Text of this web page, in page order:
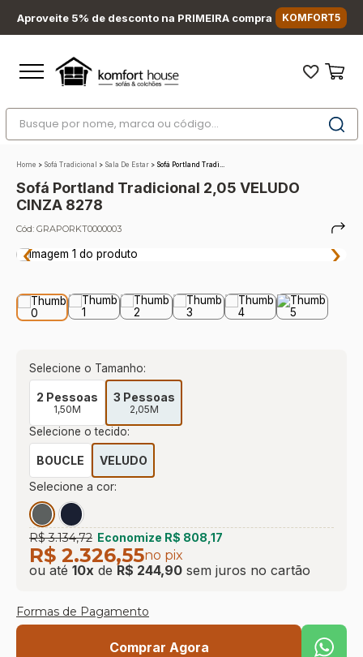
Aproveite 5% de desconto na PRIMEIRA compra KOMFORT5
Busque por nome, marca ou código...
Home > Sofá Tradicional > Sala De Estar > Sofá Portland Tradi...
Sofá Portland Tradicional 2,05 VELUDO
CINZA 8278
Cód: GRAPORKT0000003
‹ ›
Selecione o Tamanho:
2 Pessoas
1,50M
3 Pessoas
2,05M
Selecione o tecido:
BOUCLE
VELUDO
Selecione a cor:
R$ 3.134,72 Economize R$ 808,17
R$ 2.326,55no pix
ou até 10x de R$ 244,90 sem juros no cartão
Formas de Pagamento
Comprar Agora
2º
sofá
3º
sofá retrátil
4º
sofá cama
6º
sofá canto
7º
conjuntos
sevilha
prisma